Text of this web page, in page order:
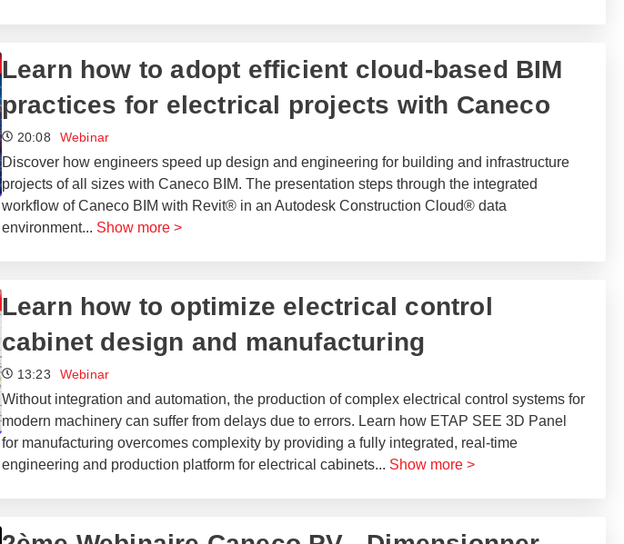
Learn how to adopt efficient cloud-based BIM
practices for electrical projects with Caneco​
20:08 Webinar
Discover how engineers speed up design and engineering for building and infrastructure
projects of all sizes with Caneco BIM. The presentation steps through the integrated
workflow of Caneco BIM with Revit® in an Autodesk Construction Cloud® data
environment... Show more >
Learn how to optimize electrical control
cabinet design and manufacturing
13:23 Webinar
Without integration and automation, the production of complex electrical control systems for
modern machinery can suffer from delays due to errors. Learn how ETAP SEE 3D Panel
for manufacturing overcomes complexity by providing a fully integrated, real-time
engineering and production platform for electrical cabinets... Show more >